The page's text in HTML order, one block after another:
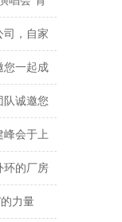
司，自家
您一起成
队诚邀您
会于上
环的厂房
力量